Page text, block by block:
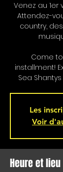
Venez au 1er
Attendez-
country,
Come to
installment!
Sea
Les
Voir
Heure et lieu